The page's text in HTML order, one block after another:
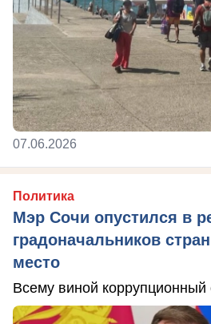
07.06.2026
Политика
Мэр Сочи опустился в
градоначальников
место
Всему виной коррупционный